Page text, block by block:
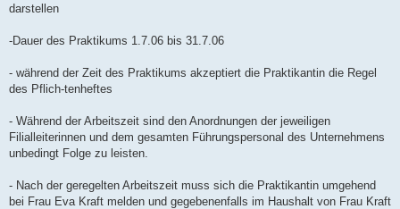
darstellen
-Dauer des Praktikums 1.7.06 bis 31.7.06
- während der Zeit des Praktikums akzeptiert die Praktikantin die Regel
des Pflich-tenheftes
- Während der Arbeitszeit sind den Anordnungen der jeweiligen
Filialleiterinnen und dem gesamten Führungspersonal des Unternehmens
unbedingt Folge zu leisten.
- Nach der geregelten Arbeitszeit muss sich die Praktikantin umgehend
bei Frau Eva Kraft melden und gegebenenfalls im Haushalt von Frau Kraft